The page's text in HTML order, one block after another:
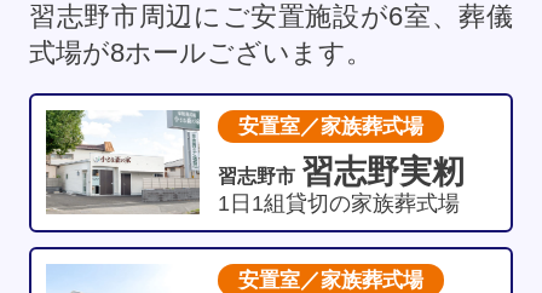
習志野市周辺にご安置施設が6室、葬儀
式場が8ホールございます。
安置室／家族葬式場
習志野市 習志野実籾
1日1組貸切の家族葬式場
安置室／家族葬式場